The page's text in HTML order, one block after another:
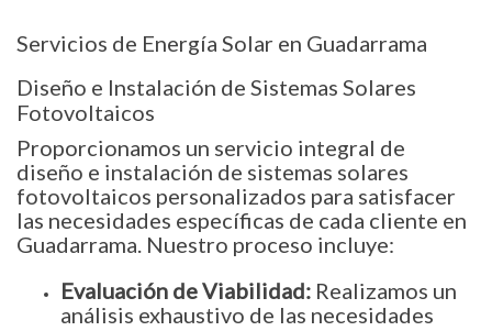
Servicios de Energía Solar en Guadarrama
Diseño e Instalación de Sistemas Solares
Fotovoltaicos
Proporcionamos un servicio integral de
diseño e instalación de sistemas solares
fotovoltaicos personalizados para satisfacer
las necesidades específicas de cada cliente en
Guadarrama. Nuestro proceso incluye:
Evaluación de Viabilidad: Realizamos un
análisis exhaustivo de las necesidades